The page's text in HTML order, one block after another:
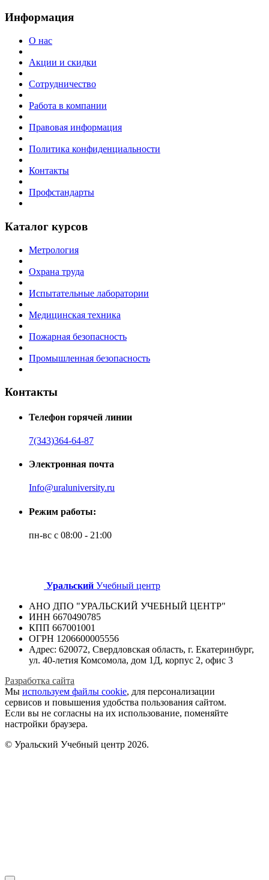
Информация
О нас
Акции и скидки
Сотрудничество
Работа в компании
Правовая информация
Политика конфиденциальности
Контакты
Профстандарты
Каталог курсов
Метрология
Охрана труда
Испытательные лаборатории
Медицинская техника
Пожарная безопасность
Промышленная безопасность
Контакты
Телефон горячей линии
7(343)364-64-87
Электронная почта
Info@uraluniversity.ru
Режим работы:
пн-вс с 08:00 - 21:00
Уральский Учебный центр
АНО ДПО "УРАЛЬСКИЙ УЧЕБНЫЙ ЦЕНТР"
ИНН 6670490785
КПП 667001001
ОГРН 1206600005556
Адрес: 620072, Свердловская область, г. Екатеринбург,
ул. 40-летия Комсомола, дом 1Д, корпус 2, офис 3
Разработка сайта
Мы используем файлы cookie, для персонализации
сервисов и повышения удобства пользования сайтом.
Если вы не согласны на их использование, поменяйте
настройки браузера.
© Уральский Учебный центр 2026.